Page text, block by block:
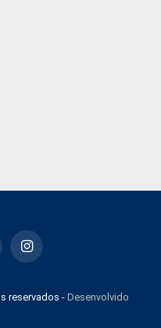
Instagram
reservados - Desenvolvido